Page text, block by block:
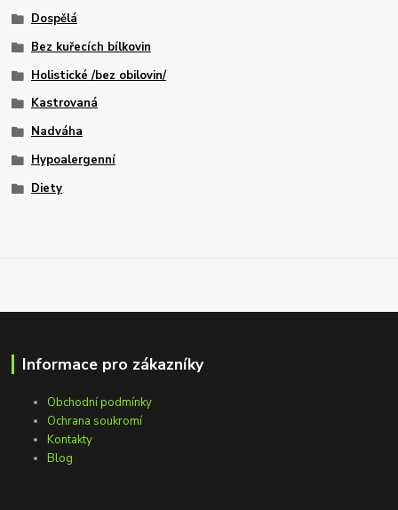
Dospělá
Bez kuřecích bílkovin
Holistické /bez obilovin/
Kastrovaná
Nadváha
Hypoalergenní
Diety
Informace pro zákazníky
Obchodní podmínky
Ochrana soukromí
Kontakty
Blog